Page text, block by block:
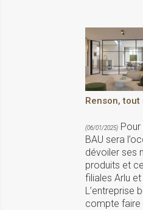
Renson, tout
(06/01/2025) Pour
BAU sera
dévoiler ses
produits et
filiales Arlu
L’entreprise
compte faire